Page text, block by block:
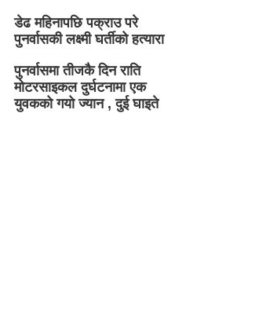
डेढ महिनापछि पक्राउ परे
पुनर्वासकी लक्ष्मी घर्तीको हत्यारा
पुनर्वासमा तीजकै दिन राति
मोटरसाइकल दुर्घटनामा एक
युवकको गयो ज्यान , दुई घाइते